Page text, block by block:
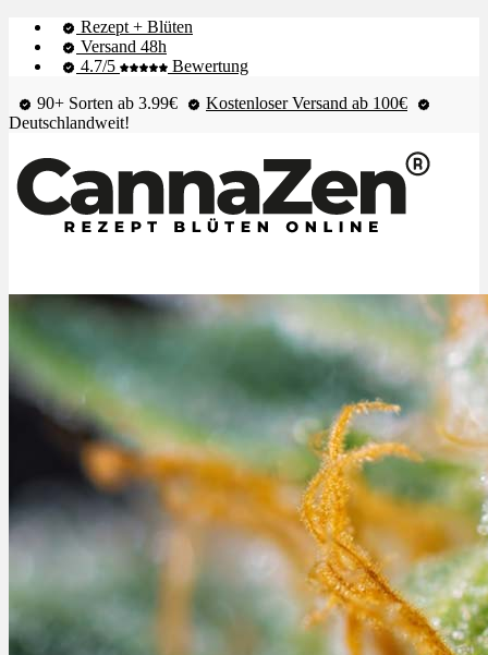
Rezept + Blüten
Versand 48h
4.7/5
Bewertung
90+ Sorten ab 3.99€
Kostenloser Versand ab 100€
Deutschlandweit!
Shop & Live-Bestand
Blüten
Extrakte
Ablauf
Alle Krankheiten